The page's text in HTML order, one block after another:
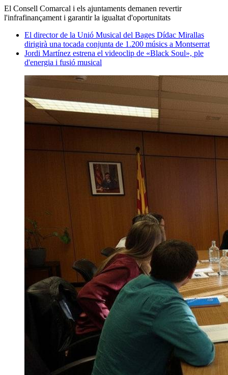
El Consell Comarcal i els ajuntaments demanen revertir
l'infrafinançament i garantir la igualtat d'oportunitats
El director de la Unió Musical del Bages Dídac Mirallas
dirigirà una tocada conjunta de 1.200 músics a Montserrat
Jordi Martínez estrena el videoclip de «Black Soul», ple
d'energia i fusió musical